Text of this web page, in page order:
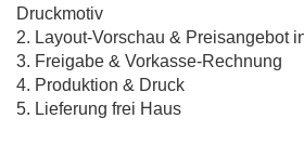
Druckmotiv
2. Layout-Vorschau & Preisangebot
3. Freigabe & Vorkasse-Rechnung
4. Produktion & Druck
5. Lieferung frei Haus